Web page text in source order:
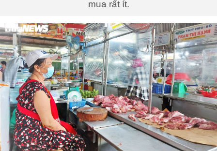
mua rất ít.